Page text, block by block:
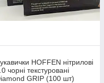
HOFFEN нітрилові
чорні текстуровані
GRIP (100 шт)